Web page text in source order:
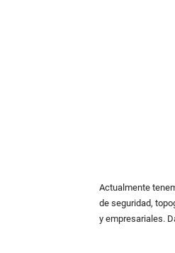
Actualmente
de seguridad,
y empresariales.